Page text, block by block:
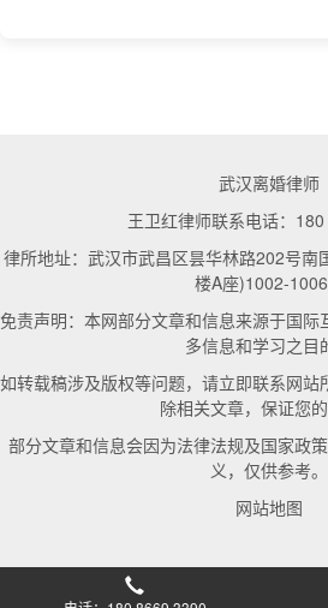
武汉离婚律师
王卫红律师联系电话：
律所地址：武汉市武昌区昙华林路202号南
楼A座)1002-
免责声明：本网部分文章和信息来源于国际
多信息和学习之目
如转载稿涉及版权等问题，请立即联系网站
除相关文章，保证您的
部分文章和信息会因为法律法规及国家政
义，仅供参考。
网站地图